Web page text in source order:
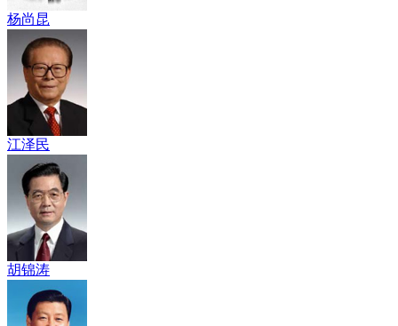
杨尚昆
江泽民
胡锦涛